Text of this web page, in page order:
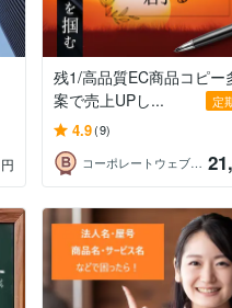
円
残1/高品質EC商品コピー
案で売上UPし...
定
4.9(9)
コーポレートウェブソリューションズ